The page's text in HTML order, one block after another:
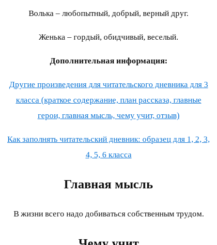
Волька – любопытный, добрый, верный друг.
Женька – гордый, обидчивый, веселый.
Дополнительная информация:
Другие произведения для читательского дневника для 3
класса (краткое содержание, план рассказа, главные
герои, главная мысль, чему учит, отзыв)
Как заполнять читательский дневник: образец для 1, 2, 3,
4, 5, 6 класса
Главная мысль
В жизни всего надо добиваться собственным трудом.